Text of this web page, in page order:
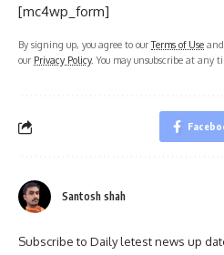
[mc4wp_form]
By signing up, you agree to ourTerms of Use
our Privacy Policy. You may unsubscribe at any
Santosh shah
Subscribe to Daily letest news up